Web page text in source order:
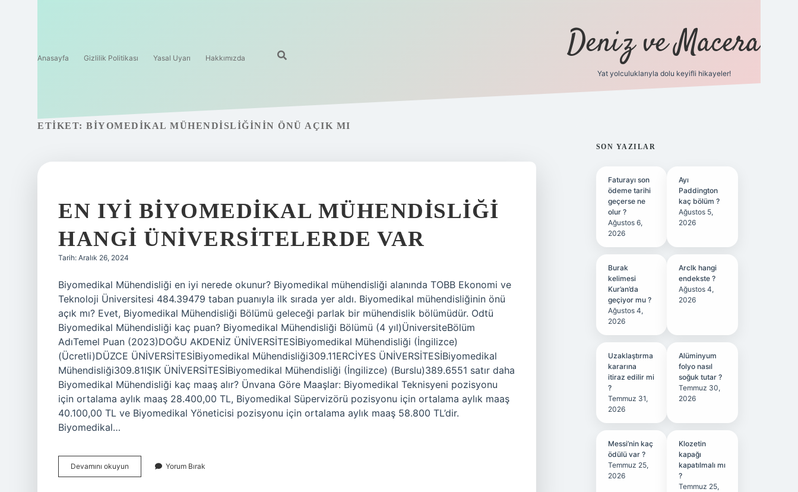
Anasayfa Gizlilik Politikası Yasal Uyarı Hakkımızda Deniz ve Macera
Yat yolculuklarıyla dolu keyifli hikayeler!
ETIKET: BIYOMEDIKAL MÜHENDISLIĞININ ÖNÜ AÇIK MI
EN IYI BIYOMEDIKAL MÜHENDISLIĞI
HANGI ÜNIVERSITELERDE VAR
Tarih: Aralık 26, 2024
Biyomedikal Mühendisliği en iyi nerede okunur? Biyomedikal mühendisliği alanında TOBB Ekonomi ve
Teknoloji Üniversitesi 484.39479 taban puanıyla ilk sırada yer aldı. Biyomedikal mühendisliğinin önü
açık mı? Evet, Biyomedikal Mühendisliği Bölümü geleceği parlak bir mühendislik bölümüdür. Odtü
Biyomedikal Mühendisliği kaç puan? Biyomedikal Mühendisliği Bölümü (4 yıl)ÜniversiteBölüm
AdıTemel Puan (2023)DOĞU AKDENİZ ÜNİVERSİTESİBiyomedikal Mühendisliği (İngilizce)
(Ücretli)DÜZCE ÜNİVERSİTESİBiyomedikal Mühendisliği309.11ERCİYES ÜNİVERSİTESİBiyomedikal
Mühendisliği309.81IŞIK ÜNİVERSİTESİBiyomedikal Mühendisliği (İngilizce) (Burslu)389.6551 satır daha
Biyomedikal Mühendisliği kaç maaş alır? Ünvana Göre Maaşlar: Biyomedikal Teknisyeni pozisyonu
için ortalama aylık maaş 28.400,00 TL, Biyomedikal Süpervizörü pozisyonu için ortalama aylık maaş
40.100,00 TL ve Biyomedikal Yöneticisi pozisyonu için ortalama aylık maaş 58.800 TL’dir.
Biyomedikal…
Devamını okuyun
Iyi
Yorum Bırak
SIDEBAR
SON YAZILAR
Faturayı son
ödeme tarihi
geçerse ne
olur ?
Ağustos 6,
2026
Ayı
Paddington
kaç bölüm ?
Ağustos 5,
2026
Burak
kelimesi
Kur’an’da
geçiyor mu ?
Ağustos 4,
2026
Arclk hangi
endekste ?
Ağustos 4,
2026
Uzaklaştırma
kararına
itiraz edilir mi
?
Temmuz 31,
2026
Alüminyum
folyo nasıl
soğuk tutar ?
Temmuz 30,
2026
Messi’nin kaç
ödülü var ?
Temmuz 25,
2026
Klozetin
kapağı
kapatılmalı mı
?
Temmuz 25,